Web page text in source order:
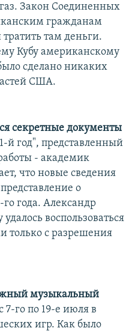
Закон Соединенных
гражданам
тратить там деньги.
Кубу американскому
сделано никаких
США.
секретные документы
й год", представленный
- академик
что новые сведения
о
года. Александр
воспользоваться
только с разрешения
музыкальный
7-го по 19-е июля в
игр. Как было